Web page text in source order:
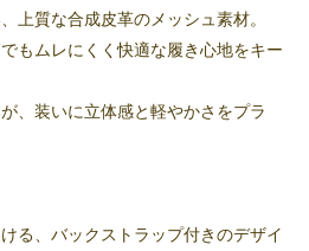
上質な合成皮革のメッシュ素材。
もムレにくく快適な履き心地をキー
、装いに立体感と軽やかさをプラ
る、バックストラップ付きのデザイ